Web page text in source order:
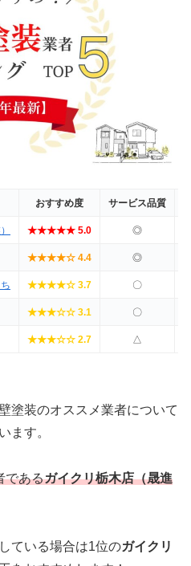
おすすめ度 サービス品質
★★★★★ 5.0 ◎
★★★★☆ 4.4 ◎
★★★★☆ 3.7 〇
★★★☆☆ 3.1 〇
★★★☆☆ 2.7 △
塗装のオススメ業者について
ます。
であるガイクリ栃木店（晟進
ている場合は1位のガイクリ